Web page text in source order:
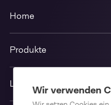
Wir verwenden
Home
Produkte
Lösungen